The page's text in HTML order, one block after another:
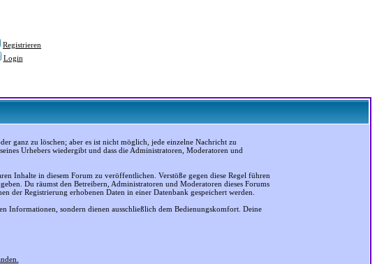
Registrieren
Login
ganz zu löschen; aber es ist nicht möglich, jede einzelne Nachricht zu
Urhebers wiedergibt und dass die Administratoren, Moderatoren und
Inhalte in diesem Forum zu veröffentlichen. Verstöße gegen diese Regel führen
Du räumst den Betreibern, Administratoren und Moderatoren dieses Forums
der Registrierung erhobenen Daten in einer Datenbank gespeichert werden.
Informationen, sondern dienen ausschließlich dem Bedienungskomfort. Deine